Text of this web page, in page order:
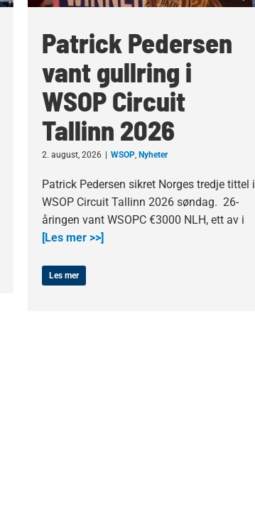
Patrick Pedersen
vant gullring i
WSOP Circuit
Tallinn 2026
2. august, 2026 WSOP, Nyheter
Patrick Pedersen sikret Norges tredje tittel i
WSOP Circuit Tallinn 2026 søndag. 26-
åringen vant WSOPC €3000 NLH, ett av i
[Les mer >>]
Les mer